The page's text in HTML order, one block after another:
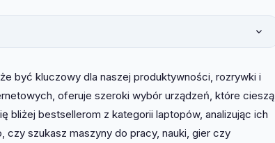
być kluczowy dla naszej produktywności, rozrywki i
oferuje szeroki wybór urządzeń, które cieszą
bliżej bestsellerom z kategorii laptopów, analizując ich
szukasz maszyny do pracy, nauki, gier czy